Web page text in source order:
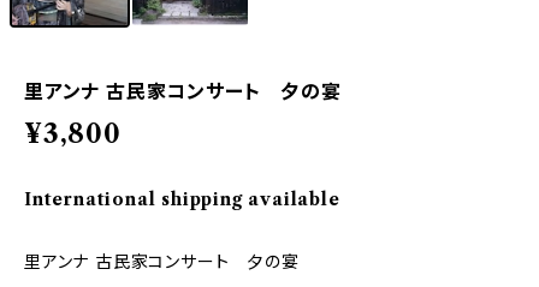
里アンナ 古民家コンサート 夕の宴
¥3,800
International shipping available
里アンナ 古民家コンサート 夕の宴